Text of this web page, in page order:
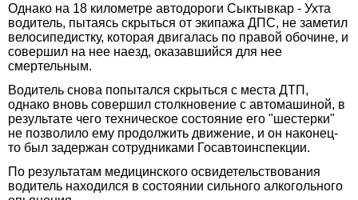
Однако на 18 километре автодороги Сыктывкар - Ухта
водитель, пытаясь скрыться от экипажа ДПС, не заметил
велосипедистку, которая двигалась по правой обочине, и
совершил на нее наезд, оказавшийся для нее
смертельным.
Водитель снова попытался скрыться с места ДТП,
однако вновь совершил столкновение с автомашиной, в
результате чего техническое состояние его "шестерки"
не позволило ему продолжить движение, и он наконец-
то был задержан сотрудниками Госавтоинспекции.
По результатам медицинского освидетельствования
водитель находился в состоянии сильного алкогольного